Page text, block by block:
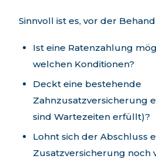
Sinnvoll ist es, vor der
Ist eine Ratenzahlung
welchen Konditionen?
Deckt eine bestehende
Zahnzusatzversicherung
sind Wartezeiten erfüllt)?
Lohnt sich der Abschluss
Zusatzversicherung noch